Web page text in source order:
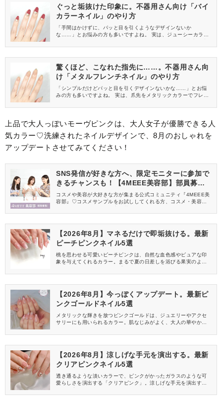
ぐっと垢抜けた印象に。不器用さん向け「バイ
カラーネイル」のやり方
「手間はかけずに、パッと目を引くようなデザインないか
な……」とお悩みの方も多いですよね。 実は、ジューシーカラー
うんです。 今回は、不器用さん向けの「バイカラーネイル」のや
驚くほど、こなれた指先に……。不器用さん向
け「メタルフレンチネイル」のやり方
「シンプルだけどパッと目を引くデザインないかな……」とお悩
みの方も多いですよね。 実は、爪先をメタリックカラーでフレン
不器用さん向けの「メタルフレンチネイル」のやり方をご紹介し
上品で大人っぽいモーヴピンクは、大人女子が優勝できる人
気カラー♡洗練されたネイルデザインで、8月のおしゃれを
アップデートさせてみてください！
SNS発信が好きな方へ、限定モニターに参加で
きるチャンスも！【4MEEE美容部】部員募集
中
コスメや美容が大好きな方が集まる公式コミュニティ『4MEEE美
容部』♡コスメサンプルをお試ししてくれる方、コスメ・美容情報
【2026年8月】マネるだけで即垢抜ける。最新
ピーチピンクネイル5選
桃を思わせる可愛いピーチピンクは、自然な血色感やピュアな印
象を与えてくれるカラー。まるで夏の日差しを浴びる果実のよう
月らしさも添えられますよ。今回は、ピーチピンクを使った2026
【2026年8月】今っぽくアップデート。最新ピ
ンクゴールドネイル5選
メタリックな輝きを放つピンクゴールドは、ジュエリーやアクセ
サリーにも用いられるカラー。肌なじみがよく、大人の華やかさ
は、ピンクゴールドを使った2026年8月におすすめの最新ネイル
【2026年8月】涼しげな手元を演出する。最新
クリアピンクネイル5選
透き通るような淡いカラーで、ピンクがかったガラスのような可
愛らしさを演出する「クリアピンク」。涼しげな手元を演出す
大人っぽさも引き出せますよ。今回は、クリアピンクを使った202